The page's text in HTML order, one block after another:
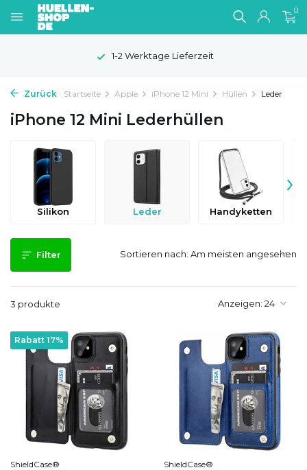
0
1-2 Werktage Lieferzeit
Zurück Startseite Apple iPhone 12 Mini Hüllen Leder
iPhone 12 Mini Lederhüllen
Silikon Leder Handyketten
›
Filter
3 produkte Anzeigen:
Sortieren nach:
Rabatt 17%
ShieldCase® ShieldCase®